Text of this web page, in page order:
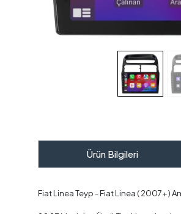
Ürün Bilgileri
Fiat Linea Teyp - Fiat Linea ( 2007+ )